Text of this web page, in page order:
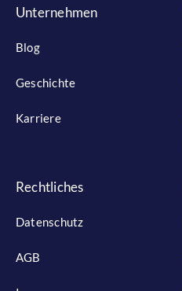
Unternehmen
Blog
Geschichte
Karriere
Rechtliches
Datenschutz
AGB